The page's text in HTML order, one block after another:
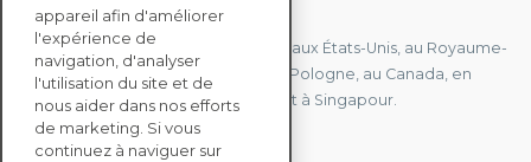
Nous avons des bureaux en France, aux États-Unis, au Royaume-
Uni, à Hong Kong, à l'île Maurice, en Pologne, au Canada, en
Allemagne, au Japon, en Espagne et à Singapour.
appareil afin d'améliorer
l'expérience de
navigation, d'analyser
l'utilisation du site et de
nous aider dans nos efforts
de marketing. Si vous
continuez à naviguer sur